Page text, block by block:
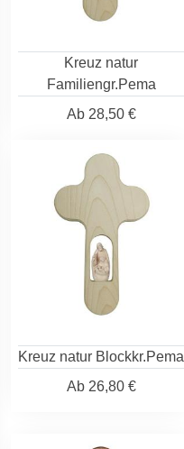
Kreuz natur
Familiengr.Pema
Ab28,50 €
Kreuz natur Blockkr.Pema
Ab26,80 €